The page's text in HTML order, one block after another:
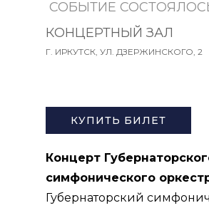
СОБЫТИЕ
КОНЦЕРТНЫЙ ЗАЛ
Г. ИРКУТСК, УЛ. ДЗЕРЖИНСКОГО, 2
КУПИТЬ БИЛЕТ
Концерт
симфонического
Губернаторский